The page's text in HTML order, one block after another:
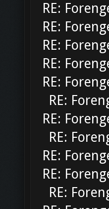
RE:
RE:
RE:
RE:
RE:
RE:
RE:
RE:
RE:
RE:
RE: